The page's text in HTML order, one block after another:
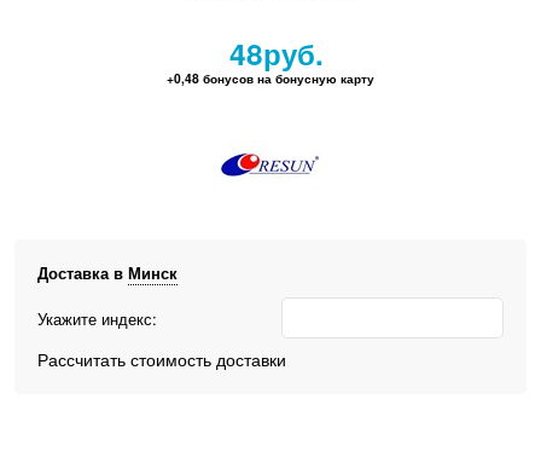
48руб.
+0,48 бонусов на бонусную карту
Доставка в Минск
Укажите индекс:
Рассчитать стоимость доставки